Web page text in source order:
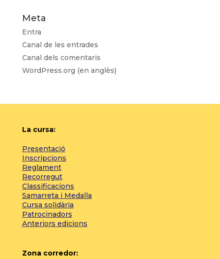
Meta
Entra
Canal de les entrades
Canal dels comentaris
WordPress.org (en anglès)
La cursa:
Presentació
Inscripcions
Reglament
Recorregut
Classificacions
Samarreta i Medalla
Cursa solidària
Patrocinadors
Anteriors edicions
Zona corredor: